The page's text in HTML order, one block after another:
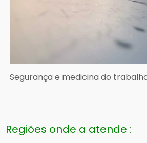
Segurança e medicina do
Regiões onde a atende :